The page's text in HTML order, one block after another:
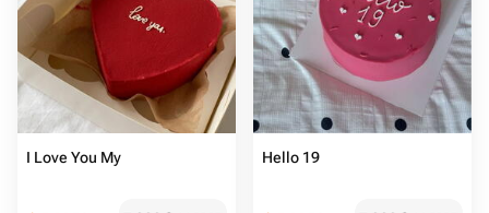
I Love You My Hello 19 ️